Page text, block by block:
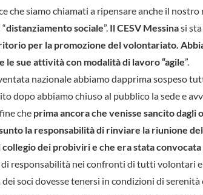
che siamo chiamati a ripensare anche il
distanziamento sociale”. Il CESV Messinasi
per la promozione del volontariato.
le sue attività con modalità di lavoro “agile”.
nazionale abbiamo dapprima sospeso
dopo abbiamo chiuso al pubblico la sede e
che prima ancora che venisse sancito dagli
la responsabilità di rinviare la riunione
dei probiviri e che era stata
di responsabilità nei confronti di tutti volontari
soci dovesse tenersi in condizioni di